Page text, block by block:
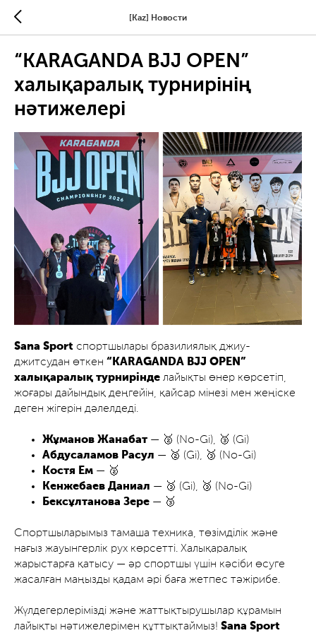
[Kaz] Новости
“KARAGANDA BJJ OPEN”
халықаралық турнирінің
нәтижелері
Sana Sport спортшылары бразилиялық джиу-
джитсудан өткен “KARAGANDA BJJ OPEN”
халықаралық турнирінде лайықты өнер көрсетіп,
жоғары дайындық деңгейін, қайсар мінезі мен жеңіске
деген жігерін дәлелдеді.
Жұманов Жанабат — 🥈 (No-Gi), 🥉 (Gi)
Абдусаламов Расул — 🥈 (Gi), 🥉 (No-Gi)
Костя Ем — 🥈
Кенжебаев Даниал — 🥉 (Gi), 🥉 (No-Gi)
Бексұлтанова Зере — 🥉
Спортшыларымыз тамаша техника, төзімділік және
нағыз жауынгерлік рух көрсетті. Халықаралық
жарыстарға қатысу — әр спортшы үшін кәсіби өсуге
жасалған маңызды қадам әрі баға жетпес тәжірибе.
Жүлдегерлерімізді және жаттықтырушылар құрамын
лайықты нәтижелерімен құттықтаймыз! Sana Sport